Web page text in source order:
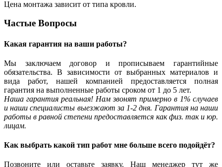
Цена монтажа зависит от типа кровли.
Частые Вопросы
Какая гарантия на ваши работы?
Мы заключаем договор и прописываем гарантийные
обязательства. В зависимости от выбранных материалов и
вида работ, нашей компанией предоставляется полная
гарантия на выполненные работы сроком от 1 до 5 лет.
Наша гарантия реальная! Нам звонят примерно в 1% случаев
и наши специалисты выезжают за 1-2 дня. Гарантия на наши
работыв равной степени предоставляется как физ. так и юр.
лицам.
Как выбрать какой тип работ мне больше всего подойдёт?
Позвоните или оставьте заявку. Наш менеджер тут же